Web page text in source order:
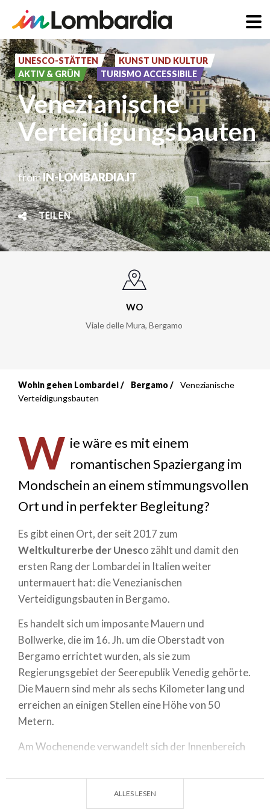
Direkt
zum
Inhalt
UNESCO-STÄTTEN
KUNST UND KULTUR
AKTIV & GRÜN
TURISMO ACCESSIBILE
Venezianische
Verteidigungsbauten
fromIN-LOMBARDIA.IT
TEILEN
WO
Viale delle Mura, Bergamo
Breadcrumb
Wohin gehen Lombardei Bergamo
Venezianische
Verteidigungsbauten
W ie wäre es mit einem
romantischen Spaziergang im
Mondschein an einem stimmungsvollen
Ort und in perfekter Begleitung?
Es gibt einen Ort, der seit 2017 zum
Weltkulturerbe der Unesco zählt und damit den
ersten Rang der Lombardei in Italien weiter
untermauert hat: die Venezianischen
Verteidigungsbauten in Bergamo.
Es handelt sich um imposante Mauern und
Bollwerke, die im 16. Jh. um die Oberstadt von
Bergamo errichtet wurden, als sie zum
Regierungsgebiet der Seerepublik Venedig gehörte.
Die Mauern sind mehr als sechs Kilometer lang und
erreichen an einigen Stellen eine Höhe von 50
Metern.
Am Wochenende verwandelt sich der Innenbereich
ALLES LESEN